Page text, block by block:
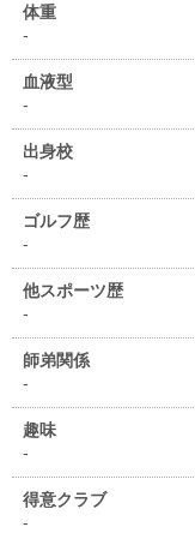
体重
-
血液型
-
出身校
-
ゴルフ歴
-
他スポーツ歴
-
師弟関係
-
趣味
-
得意クラブ
-